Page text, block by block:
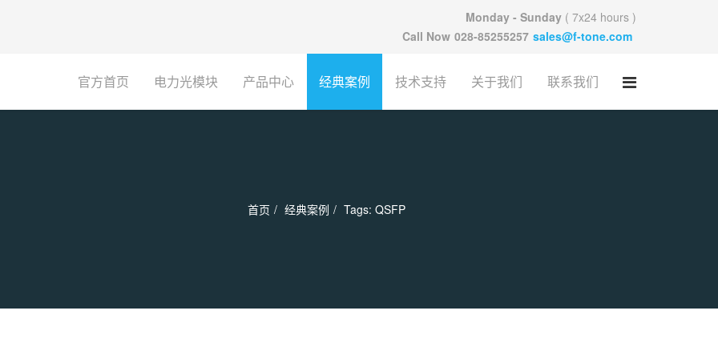
Monday - Sunday ( 7x24 hours )
Call Now 028-85255257 sales@f-tone.com
官方首页 电力光模块 产品中心 经典案例 技术支持 关于我们 联系我们
首页 经典案例 Tags: QSFP